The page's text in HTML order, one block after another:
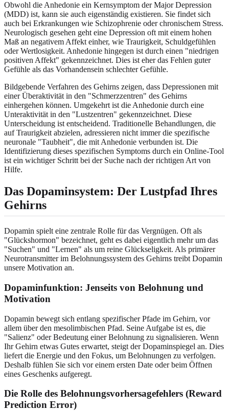
Obwohl die Anhedonie ein Kernsymptom der Major Depression
(MDD) ist, kann sie auch eigenständig existieren. Sie findet sich
auch bei Erkrankungen wie Schizophrenie oder chronischem Stress.
Neurologisch gesehen geht eine Depression oft mit einem hohen
Maß an negativem Affekt einher, wie Traurigkeit, Schuldgefühlen
oder Wertlosigkeit. Anhedonie hingegen ist durch einen "niedrigen
positiven Affekt" gekennzeichnet. Dies ist eher das Fehlen guter
Gefühle als das Vorhandensein schlechter Gefühle.
Bildgebende Verfahren des Gehirns zeigen, dass Depressionen mit
einer Überaktivität in den "Schmerzzentren" des Gehirns
einhergehen können. Umgekehrt ist die Anhedonie durch eine
Unteraktivität in den "Lustzentren" gekennzeichnet. Diese
Unterscheidung ist entscheidend. Traditionelle Behandlungen, die
auf Traurigkeit abzielen, adressieren nicht immer die spezifische
neuronale "Taubheit", die mit Anhedonie verbunden ist. Die
Identifizierung dieses spezifischen Symptoms durch ein Online-Tool
ist ein wichtiger Schritt bei der Suche nach der richtigen Art von
Hilfe.
Das Dopaminsystem: Der Lustpfad Ihres
Gehirns
Dopamin spielt eine zentrale Rolle für das Vergnügen. Oft als
"Glückshormon" bezeichnet, geht es dabei eigentlich mehr um das
"Suchen" und "Lernen" als um reine Glückseligkeit. Als primärer
Neurotransmitter im Belohnungssystem des Gehirns treibt Dopamin
unsere Motivation an.
Dopaminfunktion: Jenseits von Belohnung und
Motivation
Dopamin bewegt sich entlang spezifischer Pfade im Gehirn, vor
allem über den mesolimbischen Pfad. Seine Aufgabe ist es, die
"Salienz" oder Bedeutung einer Belohnung zu signalisieren. Wenn
Ihr Gehirn etwas Gutes erwartet, steigt der Dopaminspiegel an. Dies
liefert die Energie und den Fokus, um Belohnungen zu verfolgen.
Deshalb fühlen Sie sich vor einem ersten Date oder beim Öffnen
eines Geschenks aufgeregt.
Die Rolle des Belohnungsvorhersagefehlers (Reward
Prediction Error)